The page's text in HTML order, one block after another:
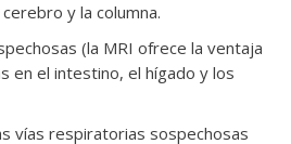
y la columna.
(la MRI ofrece la ventaja
en el intestino, el hígado y los
vías respiratorias sospechosas